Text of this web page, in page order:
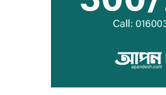
জুলাই
উপচে